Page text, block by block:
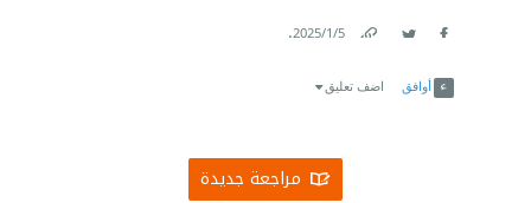
5‏/1‏/2025
.
أوافق اضف تعليق
مراجعة جديدة